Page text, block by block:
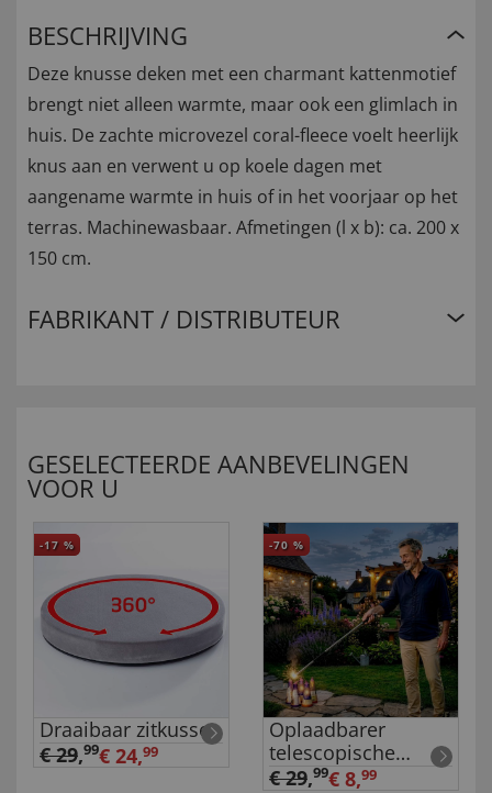
BESCHRIJVING
Deze knusse deken met een charmant kattenmotief
brengt niet alleen warmte, maar ook een glimlach in
huis. De zachte microvezel coral-fleece voelt heerlijk
knus aan en verwent u op koele dagen met
aangename warmte in huis of in het voorjaar op het
terras. Machinewasbaar. Afmetingen (l x b): ca. 200 x
150 cm.
FABRIKANT / DISTRIBUTEUR
GESELECTEERDE AANBEVELINGEN
VOOR U
-17 %
Draaibaar zitkussen
€ 29,99€ 24,99
-70 %
Oplaadbarer
telescopische
aansteker
€ 29,99€ 8,99